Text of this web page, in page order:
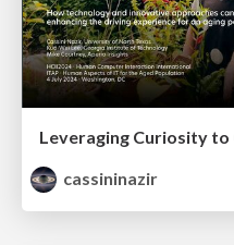
cassininazir